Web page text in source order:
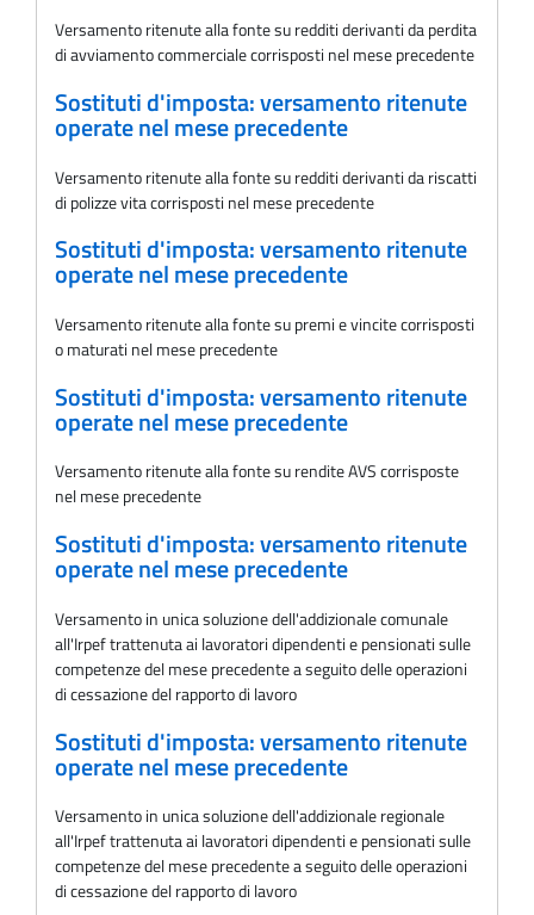
Versamento ritenute alla fonte su redditi derivanti da perdita
di avviamento commerciale corrisposti nel mese precedente
Sostituti d'imposta: versamento ritenute
operate nel mese precedente
Versamento ritenute alla fonte su redditi derivanti da riscatti
di polizze vita corrisposti nel mese precedente
Sostituti d'imposta: versamento ritenute
operate nel mese precedente
Versamento ritenute alla fonte su premi e vincite corrisposti
o maturati nel mese precedente
Sostituti d'imposta: versamento ritenute
operate nel mese precedente
Versamento ritenute alla fonte su rendite AVS corrisposte
nel mese precedente
Sostituti d'imposta: versamento ritenute
operate nel mese precedente
Versamento in unica soluzione dell'addizionale comunale
all'Irpef trattenuta ai lavoratori dipendenti e pensionati sulle
competenze del mese precedente a seguito delle operazioni
di cessazione del rapporto di lavoro
Sostituti d'imposta: versamento ritenute
operate nel mese precedente
Versamento in unica soluzione dell'addizionale regionale
all'Irpef trattenuta ai lavoratori dipendenti e pensionati sulle
competenze del mese precedente a seguito delle operazioni
di cessazione del rapporto di lavoro